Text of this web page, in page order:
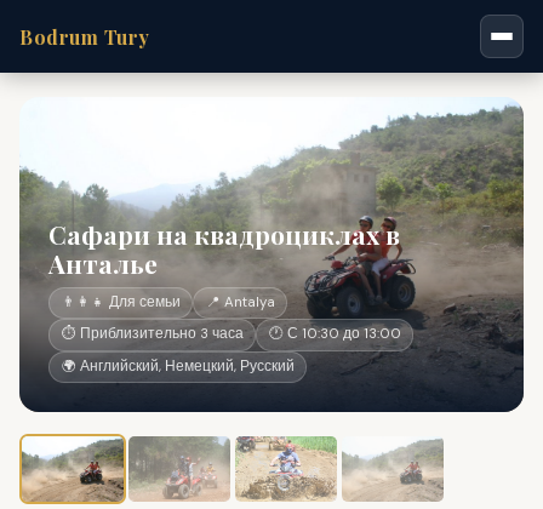
Bodrum Tury
Сафари на квадроциклах в
Анталье
👨‍👩‍👧 Для семьи
📍 Antalya
⏱ Приблизительно 3 часа
🕐 С 10:30 до 13:00
🌍 Английский, Немецкий, Русский